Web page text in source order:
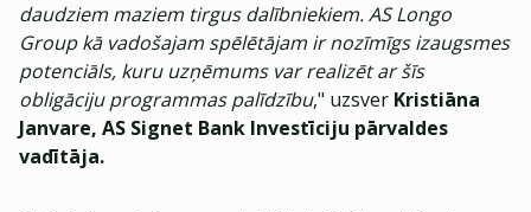
daudziem maziem tirgus dalībniekiem. AS Longo
Group kā vadošajam spēlētājam ir nozīmīgs izaugsmes
potenciāls, kuru uzņēmums var realizēt ar šīs
obligāciju programmas palīdzību," uzsver Kristiāna
Janvare, AS Signet Bank Investīciju pārvaldes
vadītāja.